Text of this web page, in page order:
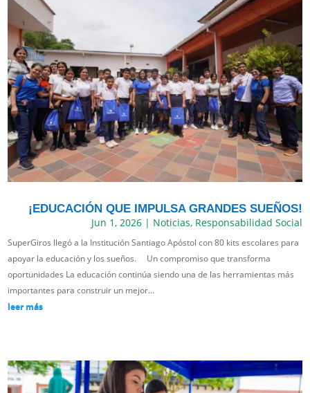
¡EDUCACIÓN QUE IMPULSA GRANDES SUEÑOS!
Jun 1, 2026| Noticias, Responsabilidad Social
SuperGiros llegó a la Institución Santiago Apóstol con 80 kits escolares para
apoyar la educación y los sueños. Un compromiso que transforma
oportunidades La educación continúa siendo una de las herramientas más
importantes para construir un mejor...
leer más